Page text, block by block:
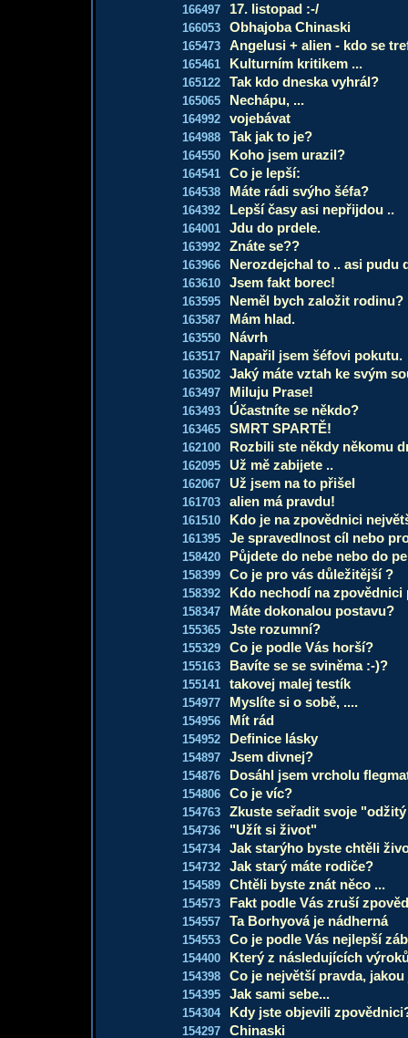
166497 17. listopad :-/
166053 Obhajoba Chinaski
165473 Angelusi + alien - kdo se
165461 Kulturním kritikem ...
165122 Tak kdo dneska vyhrál?
165065 Nechápu, ...
164992 vojebávat
164988 Tak jak to je?
164550 Koho jsem urazil?
164541 Co je lepší:
164538 Máte rádi svýho šéfa?
164392 Lepší časy asi nepřijdou ..
164001 Jdu do prdele.
163992 Znáte se??
163966 Nerozdejchal to .. asi pudu
163610 Jsem fakt borec!
163595 Neměl bych založit rodinu?
163587 Mám hlad.
163550 Návrh
163517 Napařil jsem šéfovi pokutu.
163502 Jaký máte vztah ke svým
163497 Miluju Prase!
163493 Účastníte se někdo?
163465 SMRT SPARTĚ!
162100 Rozbili ste někdy někomu
162095 Už mě zabijete ..
162067 Už jsem na to přišel
161703 alien má pravdu!
161510 Kdo je na zpovědnici
161395 Je spravedlnost cíl nebo
158420 Půjdete do nebe nebo do
158399 Co je pro vás důležitější ?
158392 Kdo nechodí na zpovědnici
158347 Máte dokonalou postavu?
155365 Jste rozumní?
155329 Co je podle Vás horší?
155163 Bavíte se se sviněma :-)?
155141 takovej malej testík
154977 Myslíte si o sobě, ....
154956 Mít rád
154952 Definice lásky
154897 Jsem divnej?
154876 Dosáhl jsem vrcholu
154806 Co je víc?
154763 Zkuste seřadit svoje
154736 "Užít si život"
154734 Jak starýho byste chtěli
154732 Jak starý máte rodiče?
154589 Chtěli byste znát něco ...
154573 Fakt podle Vás zruší
154557 Ta Borhyová je nádherná
154553 Co je podle Vás nejlepší
154400 Který z následujících
154398 Co je největší pravda, jakou
154395 Jak sami sebe...
154304 Kdy jste objevili
154297 Chinaski